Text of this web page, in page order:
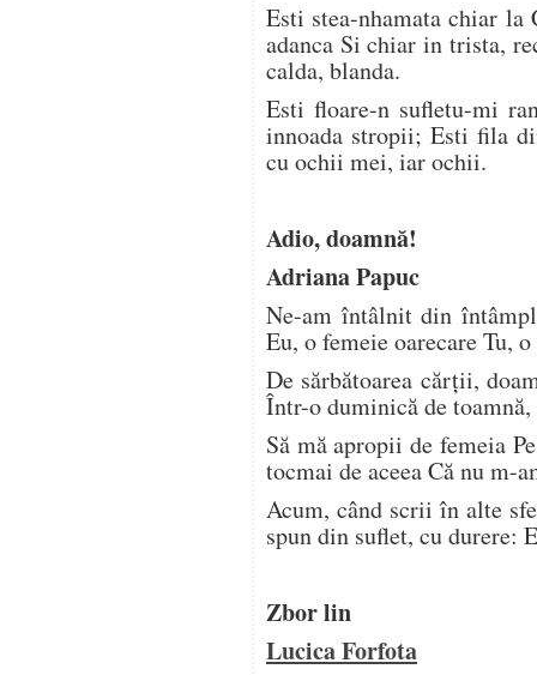
Esti stea-nhamata chiar
adanca Si chiar in trista,
calda, blanda.
Esti floare-n sufletu-mi
innoada stropii; Esti fila
cu ochii mei, iar ochii.
Adio, doamnă!
Adriana Papuc
Ne-am întâlnit din
Eu, o femeie oarecare Tu,
De sărbătoarea cărții,
Într-o duminică de
Să mă apropii de femeia
tocmai de aceea Că nu m-
Acum, când scrii în alte
spun din suflet, cu durere:
Zbor lin
Lucica Forfota